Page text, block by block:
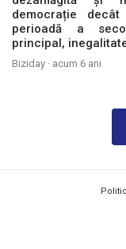
democrație
perioadă a
principal,
Biziday · acum 6 ani